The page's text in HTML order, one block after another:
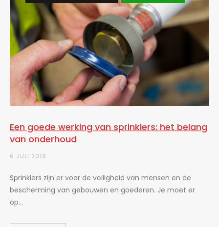
Een goede werking van sprinklers: het belang
van onderhoud
9 JULI 2018
Sprinklers zijn er voor de veiligheid van mensen en de
bescherming van gebouwen en goederen. Je moet er
op...